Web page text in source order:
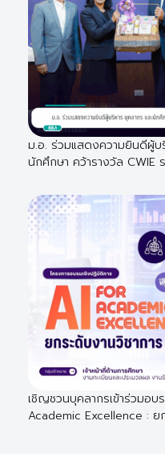
ม.อ. ร่วมแสดงความยินดีผู้บ
นักศึกษา คว้ารางวัล CWIE
เชิญชวนบุคลากรเข้าร่วมอ
Academic Excellence : ย